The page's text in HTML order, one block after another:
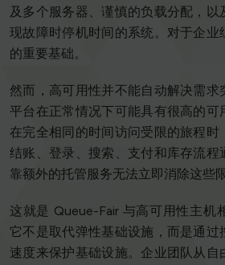
及多个服务器、谨慎的负载分配，以
现故障时停机时间的系统。对于企业
的重要基础。
然而，高可用性并不能自动解决需求
平台在正常情况下可能具有很高的可
在完全相同的时间访问受限的旅程时
结账、登录、搜索、支付和库存流程
靠额外的托管服务无法立即消除这些限
这就是 Queue-Fair 与高可用性主机
它不是取代弹性基础设施，而是通过
速度来保护基础设施。企业团队从自